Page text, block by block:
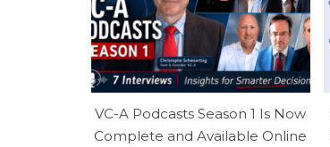
VC-A Podcasts Season 1 Is Now
Complete and Available Online